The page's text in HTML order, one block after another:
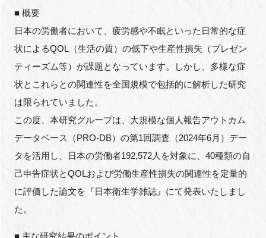
プログラム
ニュース・掲示板
LINK-Jを知る
特別会員
施設・アクセス
■ 概要
日本の労働者において、疲労感や不眠といった日常的な症
状によるQOL（生活の質）の低下や生産性損失（プレゼン
ティーズム等）が課題となっています。しかし、多様な症
状とこれらとの関連性を全国規模で包括的に解析した研究
は限られていました。
この度、本研究グループは、大規模な個人報告アウトカム
データベース（PRO-DB）の第1回調査（2024年6月）デー
タを活用し、日本の労働者192,572人を対象に、40種類の自
己申告症状とQOLおよび労働生産性損失の関連性を定量的
に評価した論文を『日本衛生学雑誌』にて発表いたしまし
た。
■ 主な研究結果のポイント